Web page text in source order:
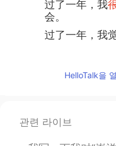
过了一年，我
会。
过了一年，我
，但我们外
人
，去
而当地
HelloTalk을
관련 라이브